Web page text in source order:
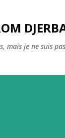
mais je ne suis